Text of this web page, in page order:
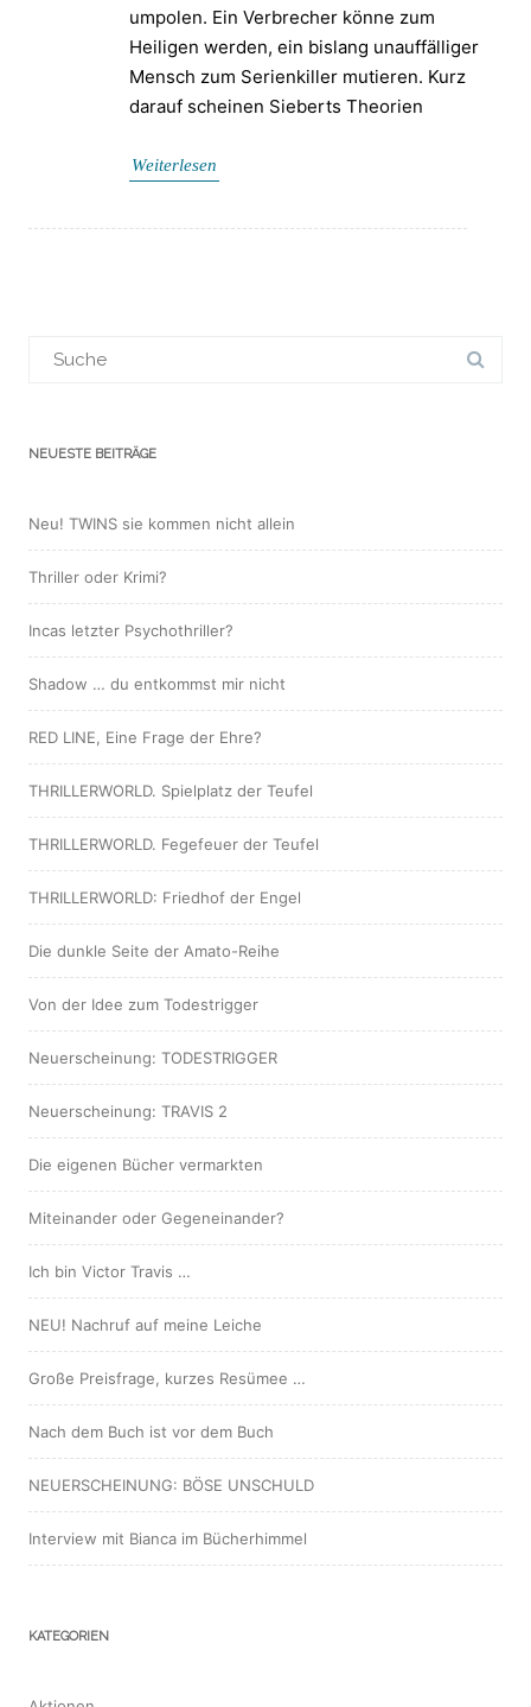
umpolen. Ein Verbrecher könne zum
Heiligen werden, ein bislang unauffälliger
Mensch zum Serienkiller mutieren. Kurz
darauf scheinen Sieberts Theorien
Weiterlesen
für:
NEUESTE BEITRÄGE
Neu! TWINS sie kommen nicht allein
Thriller oder Krimi?
Incas letzter Psychothriller?
Shadow … du entkommst mir nicht
RED LINE, Eine Frage der Ehre?
THRILLERWORLD. Spielplatz der Teufel
THRILLERWORLD. Fegefeuer der Teufel
THRILLERWORLD: Friedhof der Engel
Die dunkle Seite der Amato-Reihe
Von der Idee zum Todestrigger
Neuerscheinung: TODESTRIGGER
Neuerscheinung: TRAVIS 2
Die eigenen Bücher vermarkten
Miteinander oder Gegeneinander?
Ich bin Victor Travis …
NEU! Nachruf auf meine Leiche
Große Preisfrage, kurzes Resümee …
Nach dem Buch ist vor dem Buch
NEUERSCHEINUNG: BÖSE UNSCHULD
Interview mit Bianca im Bücherhimmel
KATEGORIEN